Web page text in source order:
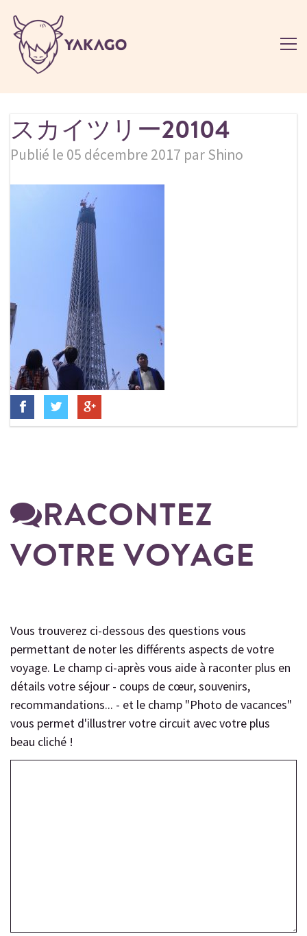
スカイツリー20104
Publié le 05 décembre 2017 par Shino
RACONTEZ
VOTRE VOYAGE
Vous trouverez ci-dessous des questions vous
permettant de noter les différents aspects de votre
voyage. Le champ ci-après vous aide à raconter plus en
détails votre séjour - coups de cœur, souvenirs,
recommandations... - et le champ "Photo de vacances"
vous permet d'illustrer votre circuit avec votre plus
beau cliché !